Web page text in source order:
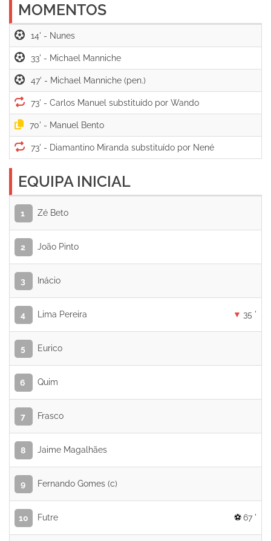
MOMENTOS
14' -
33' -
47' -
73' -
70' -
73' -
EQUIPA INICIAL
1 Zé Beto
2 João Pinto
3 Inácio
4 Lima Pereira 35 '
5 Eurico
6 Quim
7 Frasco
8 Jaime Magalhães
9 Fernando Gomes (c)
10 Futre 67 '